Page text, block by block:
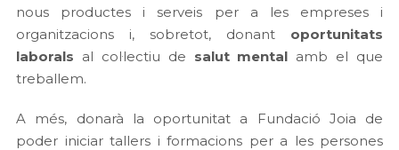
nous productes i serveis per a les empreses i
organitzacions i, sobretot, donant oportunitats
laborals al col·lectiu de salut mental amb el que
treballem.
A més, donarà la oportunitat a Fundació Joia de
poder iniciar tallers i formacions per a les persones